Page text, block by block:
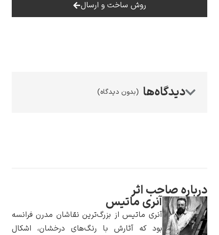
رامبرانت
روش ساخت و ارسال
(بدون دیدگاه)
درباره صاحب اثر
آنری ماتیس
آنری ماتیس از بزرگ‌ترین نقاشان مدرن فرانسه
بود که آثارش با رنگ‌های درخشان، اشکال